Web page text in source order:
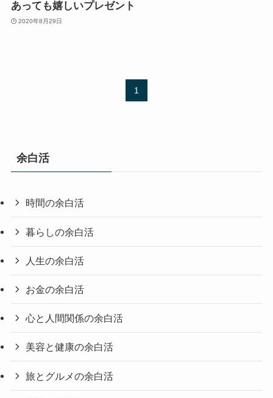
あっても嬉しいプレゼント
2020年8月29日
1
余白活
時間の余白活
暮らしの余白活
人生の余白活
お金の余白活
心と人間関係の余白活
美容と健康の余白活
旅とグルメの余白活